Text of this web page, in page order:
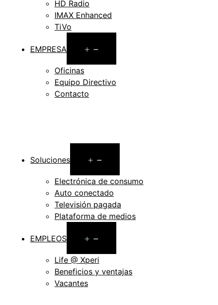
HD Radio
IMAX Enhanced
TiVo
EMPRESA
menu
Oficinas
Equipo Directivo
Contacto
Soluciones
menu
Electrónica de consumo
Auto conectado
Televisión pagada
Plataforma de medios
EMPLEOS
menu
Life @ Xperi
Beneficios y ventajas
Vacantes